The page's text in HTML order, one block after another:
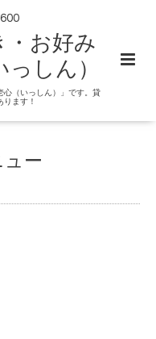
・お好み
しん）
心（いっしん）」です。貸
ります！
ュー